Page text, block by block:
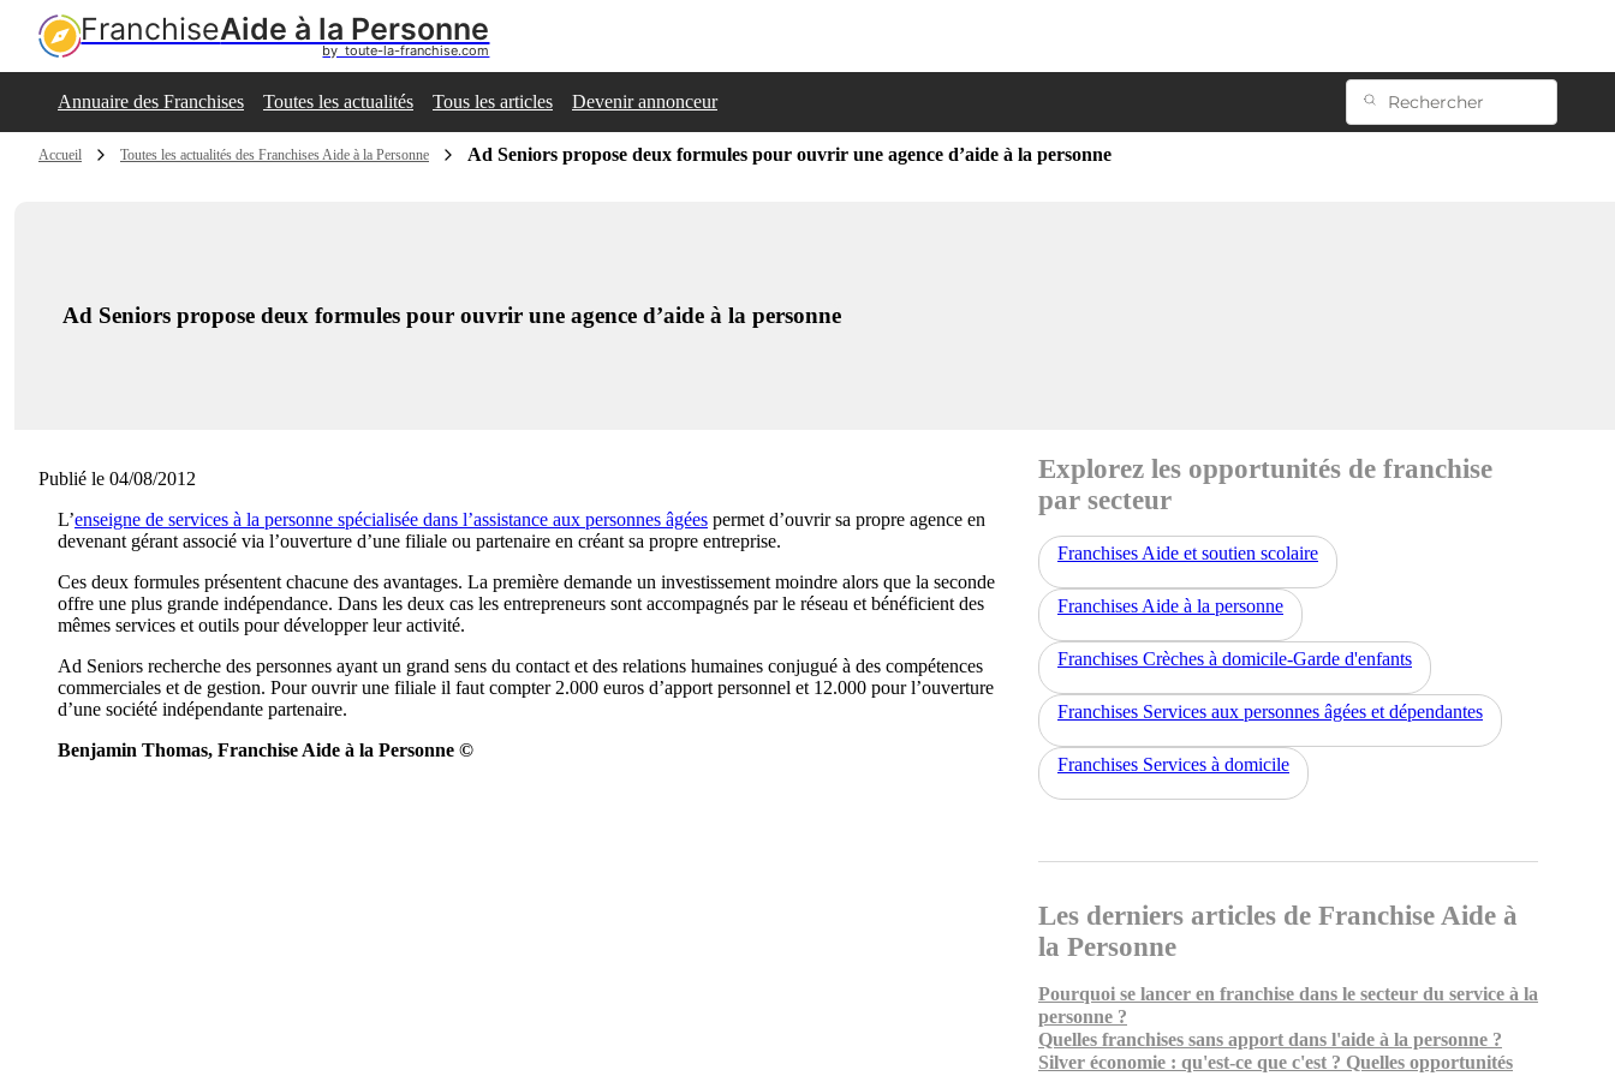
FranchiseAide à la Personne
by  toute-la-franchise.com
Annuaire des Franchises Toutes les actualités Tous les articles Devenir annonceur
Accueil Toutes les actualités des Franchises Aide à la Personne Ad Seniors propose deux formules pour ouvrir une agence d’aide à la personne
Ad Seniors propose deux formules pour ouvrir une agence d’aide à la personne
Publié le 04/08/2012
L’enseigne de services à la personne spécialisée dans l’assistance aux personnes âgées permet d’ouvrir sa propre agence en
devenant gérant associé via l’ouverture d’une filiale ou partenaire en créant sa propre entreprise.
Ces deux formules présentent chacune des avantages. La première demande un investissement moindre alors que la seconde
offre une plus grande indépendance. Dans les deux cas les entrepreneurs sont accompagnés par le réseau et bénéficient des
mêmes services et outils pour développer leur activité.
Ad Seniors recherche des personnes ayant un grand sens du contact et des relations humaines conjugué à des compétences
commerciales et de gestion. Pour ouvrir une filiale il faut compter 2.000 euros d’apport personnel et 12.000 pour l’ouverture
d’une société indépendante partenaire.
Benjamin Thomas, Franchise Aide à la Personne ©
Explorez les opportunités de franchise
par secteur
Franchises Aide et soutien scolaire
Franchises Aide à la personne
Franchises Crèches à domicile-Garde d'enfants
Franchises Services aux personnes âgées et dépendantes
Franchises Services à domicile
Les derniers articles de Franchise Aide à
la Personne
Pourquoi se lancer en franchise dans le secteur du service à la
personne ?
Quelles franchises sans apport dans l'aide à la personne ?
Silver économie : qu'est-ce que c'est ? Quelles opportunités